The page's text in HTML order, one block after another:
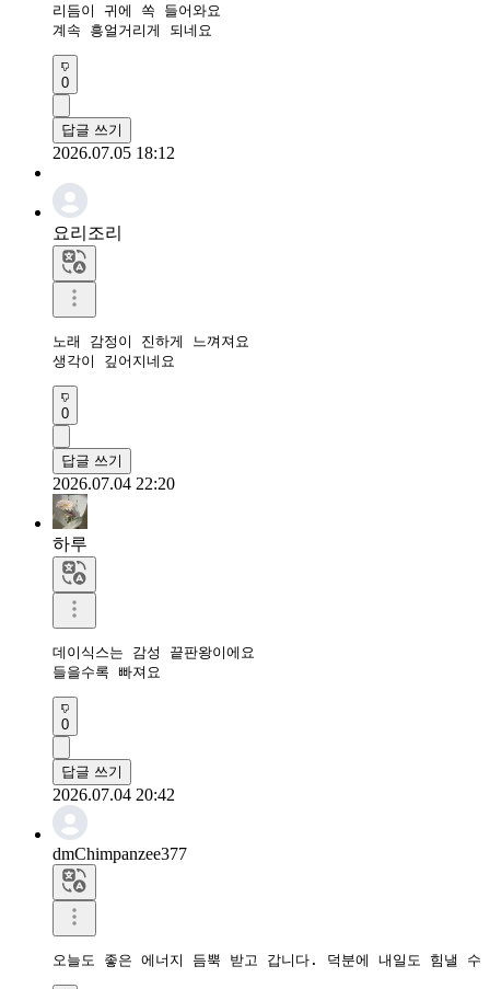
리듬이 귀에 쏙 들어와요
계속 흥얼거리게 되네요
0
답글 쓰기
2026.07.05 18:12
요리조리
노래 감정이 진하게 느껴져요
생각이 깊어지네요
0
답글 쓰기
2026.07.04 22:20
하루
데이식스는 감성 끝판왕이에요
들을수록 빠져요
0
답글 쓰기
2026.07.04 20:42
dmChimpanzee377
오늘도 좋은 에너지 듬뿍 받고 갑니다. 덕분에 내일도 힘낼